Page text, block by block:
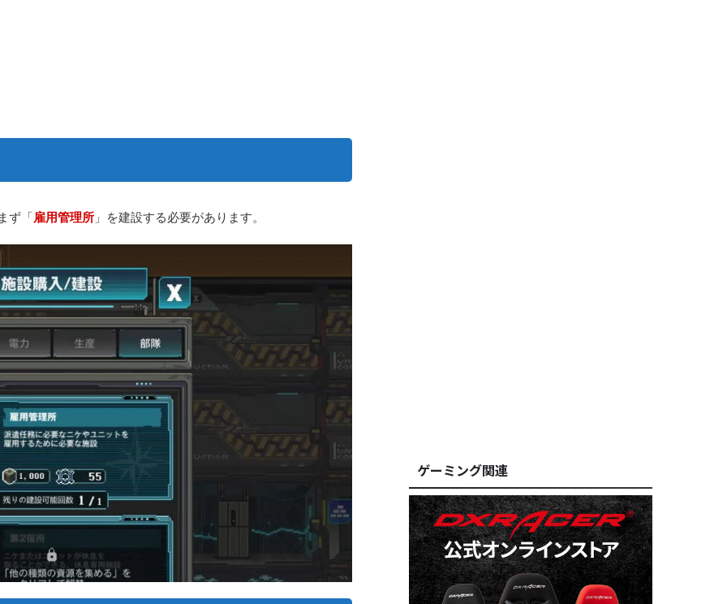
ず「雇用管理所 」を建設する必要があります。
ゲーミング関連